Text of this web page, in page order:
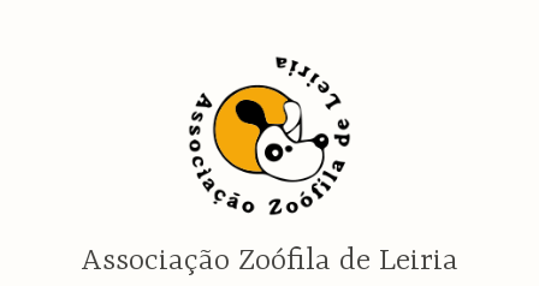
Associação Zoófila de Leiria